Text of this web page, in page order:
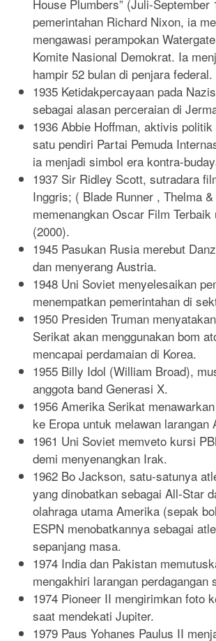
House Plumbers” (Juli-September
pemerintahan Richard Nixon, ia
mengawasi perampokan
Komite Nasional Demokrat. Ia
hampir 52 bulan di penjara federal.
1935 Ketidakpercayaan pada
sebagai alasan perceraian di
1936 Abbie Hoffman, aktivis
satu pendiri Partai Pemuda
ia menjadi simbol era kontra-
1937 Sir Ridley Scott, sutradara
Inggris; ( Blade Runner , Thelma
memenangkan Oscar Film
(2000).
1945 Pasukan Rusia merebut
dan menyerang Austria.
1948 Uni Soviet menyelesaikan
menempatkan pemerintahan di
1950 Presiden Truman
Serikat akan menggunakan bom
mencapai perdamaian di Korea.
1955 Billy Idol (William Broad),
anggota band Generasi X.
1956 Amerika Serikat
ke Eropa untuk melawan larangan
1961 Uni Soviet memveto kursi
demi menyenangkan Irak.
1962 Bo Jackson, satu-satunya
yang dinobatkan sebagai All-Star
olahraga utama Amerika (sepak
ESPN menobatkannya sebagai
sepanjang masa.
1974 India dan Pakistan
mengakhiri larangan perdagangan
1974 Pioneer II mengirimkan foto
saat mendekati Jupiter.
1979 Paus Yohanes Paulus II